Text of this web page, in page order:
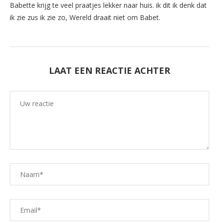
Babette krijg te veel praatjes lekker naar huis. ik dit ik denk dat
ik zie zus ik zie zo, Wereld draait niet om Babet.
LAAT EEN REACTIE ACHTER